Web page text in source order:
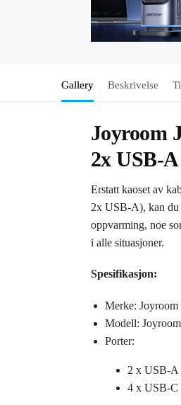
Gallery Beskrivelse
Joyroom
2x USB-
Erstatt kaoset av
2x USB-A), kan du
oppvarming, noe
i alle situasjoner.
Spesifikasjon:
Merke: Joyroom
Modell:
Porter:
2 x USB-A
4 x USB-C